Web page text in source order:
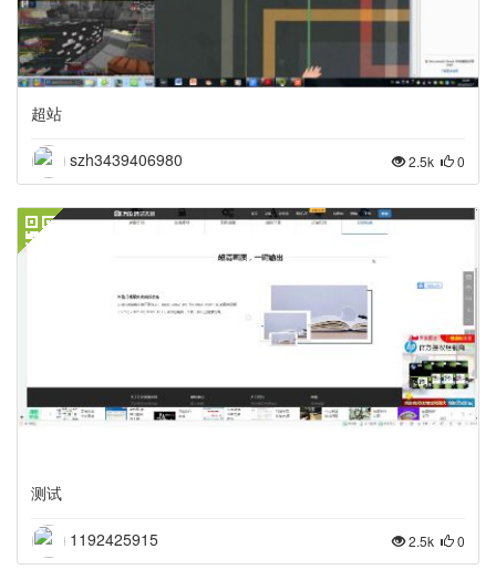
超站
szh3439406980 2.5k 0
测试
1192425915 2.5k 0